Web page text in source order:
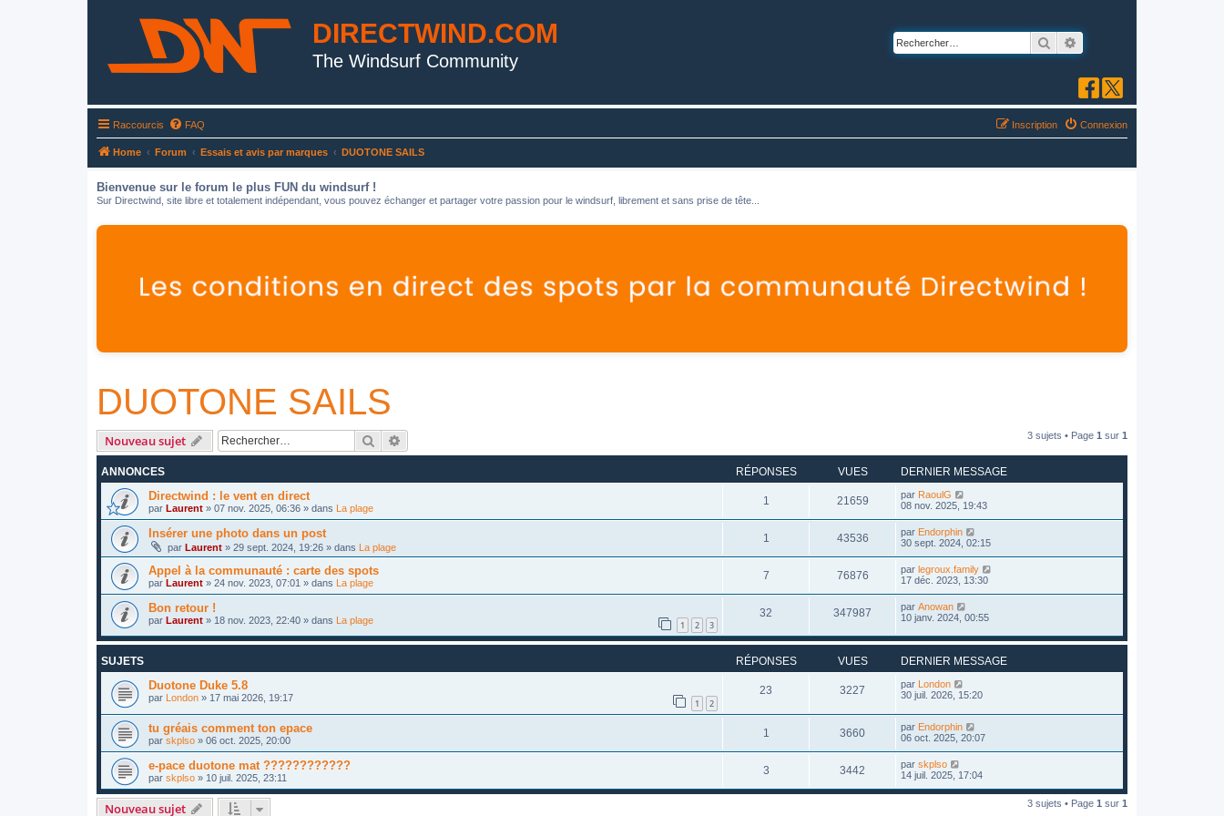
DIRECTWIND.COM
The Windsurf Community
Rechercher
Raccourcis FAQ Connexion
Inscription
Home Forum Essais et avis par marques DUOTONE SAILS
Bienvenue sur le forum le plus FUN du windsurf !
Sur Directwind, site libre et totalement indépendant, vous pouvez échanger et partager votre passion pour le windsurf, librement et sans prise de tête...
DUOTONE SAILS
Nouveau sujet Rechercher 3 sujets • Page 1 sur 1
ANNONCES RÉPONSES VUES DERNIER MESSAGE
Directwind : le vent en direct
par Laurent » 07 nov. 2025, 06:36 » dans La plage
1 21659 par RaoulG
08 nov. 2025, 19:43
Insérer une photo dans un post
par Laurent » 29 sept. 2024, 19:26 » dans La plage
1 43536 par Endorphin
30 sept. 2024, 02:15
Appel à la communauté : carte des spots
par Laurent » 24 nov. 2023, 07:01 » dans La plage
7 76876 par legroux.family
17 déc. 2023, 13:30
Bon retour !
par Laurent » 18 nov. 2023, 22:40 » dans La plage 1 2 3
32 347987 par Anowan
10 janv. 2024, 00:55
SUJETS RÉPONSES VUES DERNIER MESSAGE
Duotone Duke 5.8
par London » 17 mai 2026, 19:17 1 2
23 3227 par
London
30 juil. 2026, 15:20
tu gréais comment ton epace
par skplso » 06 oct. 2025, 20:00
1 3660 par Endorphin
06 oct. 2025, 20:07
e-pace duotone mat ????????????
par skplso » 10 juil. 2025, 23:11
3 3442 par skplso
14 juil. 2025, 17:04
Nouveau sujet 3 sujets • Page 1 sur 1